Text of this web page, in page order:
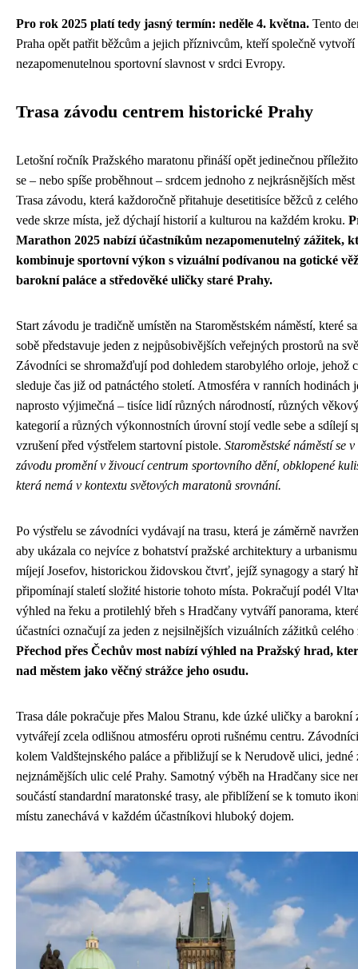
Pro rok 2025 platí tedy jasný termín: neděle 4. května. Tento
Praha opět patřit běžcům a jejich příznivcům, kteří společně vytvoří
nezapomenutelnou sportovní slavnost v srdci Evropy.
Trasa závodu centrem historické Prahy
Letošní ročník Pražského maratonu přináší opět jedinečnou
se – nebo spíše proběhnout – srdcem jednoho z nejkrásnějších
Trasa závodu, která každoročně přitahuje desetitisíce běžců z
vede skrze místa, jež dýchají historií a kulturou na každém kroku.
Marathon 2025 nabízí účastníkům nezapomenutelný zážitek,
kombinuje sportovní výkon s vizuální podívanou na gotické
barokní paláce a středověké uličky staré Prahy.
Start závodu je tradičně umístěn na Staroměstském náměstí, které
sobě představuje jeden z nejpůsobivějších veřejných prostorů na
Závodníci se shromažďují pod dohledem starobylého orloje, jehož
sleduje čas již od patnáctého století. Atmosféra v ranních hodinách
naprosto výjimečná – tisíce lidí různých národností, různých
kategorií a různých výkonnostních úrovní stojí vedle sebe a sdílejí
vzrušení před výstřelem startovní pistole. Staroměstské náměstí se v
závodu promění v živoucí centrum sportovního dění, obklopené
která nemá v kontextu světových maratonů srovnání.
Po výstřelu se závodníci vydávají na trasu, která je záměrně
aby ukázala co nejvíce z bohatství pražské architektury a
míjejí Josefov, historickou židovskou čtvrť, jejíž synagogy a starý
připomínají staletí složité historie tohoto místa. Pokračují podél
výhled na řeku a protilehlý břeh s Hradčany vytváří panorama,
účastníci označují za jeden z nejsilnějších vizuálních zážitků celého
Přechod přes Čechův most nabízí výhled na Pražský hrad,
nad městem jako věčný strážce jeho osudu.
Trasa dále pokračuje přes Malou Stranu, kde úzké uličky a barokní
vytvářejí zcela odlišnou atmosféru oproti rušnému centru.
kolem Valdštejnského paláce a přibližují se k Nerudově ulici, jedné
nejznámějších ulic celé Prahy. Samotný výběh na Hradčany sice
součástí standardní maratonské trasy, ale přiblížení se k tomuto
místu zanechává v každém účastníkovi hluboký dojem.